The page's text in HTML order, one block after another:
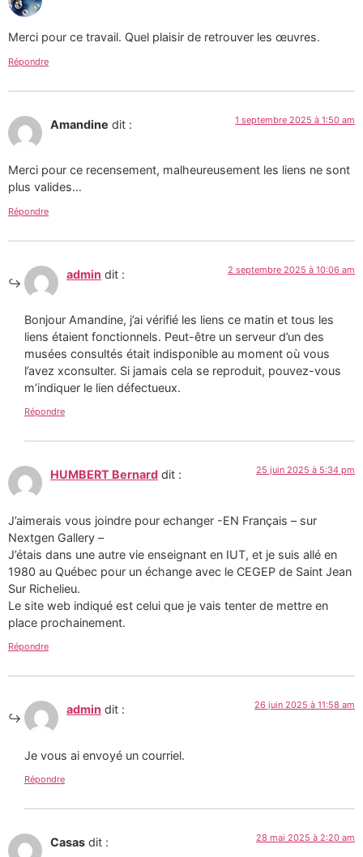
Merci pour ce travail. Quel plaisir de retrouver les œuvres.
Répondre
Amandine dit : 1 septembre 2025 à 1:50 am
Merci pour ce recensement, malheureusement les liens ne sont
plus valides…
Répondre
admin dit : 2 septembre 2025 à 10:06 am
Bonjour Amandine, j’ai vérifié les liens ce matin et tous les
liens étaient fonctionnels. Peut-être un serveur d’un des
musées consultés était indisponible au moment où vous
l’avez xconsulter. Si jamais cela se reproduit, pouvez-vous
m’indiquer le lien défectueux.
Répondre
HUMBERT Bernard dit : 25 juin 2025 à 5:34 pm
J’aimerais vous joindre pour echanger -EN Français – sur
Nextgen Gallery –
J’étais dans une autre vie enseignant en IUT, et je suis allé en
1980 au Québec pour un échange avec le CEGEP de Saint Jean
Sur Richelieu.
Le site web indiqué est celui que je vais tenter de mettre en
place prochainement.
Répondre
admin dit : 26 juin 2025 à 11:58 am
Je vous ai envoyé un courriel.
Répondre
Casas dit : 28 mai 2025 à 2:20 am